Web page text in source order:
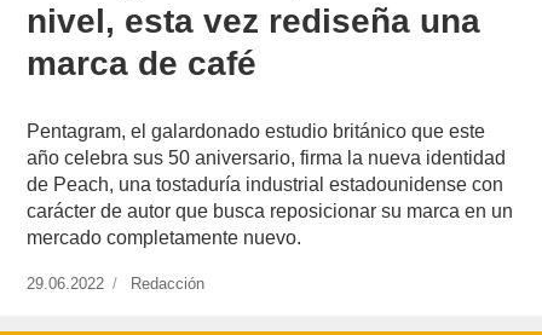
nivel, esta vez rediseña una
marca de café
Pentagram, el galardonado estudio británico que este
año celebra sus 50 aniversario, firma la nueva identidad
de Peach, una tostaduría industrial estadounidense con
carácter de autor que busca reposicionar su marca en un
mercado completamente nuevo.
Publicado
29.06.2022 https://www.experimenta.es/author/redaccion/
Redacción